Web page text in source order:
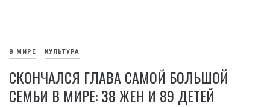
В МИРЕ КУЛЬТУРА
СКОНЧАЛСЯ ГЛАВА САМОЙ БОЛЬШОЙ
СЕМЬИ В МИРЕ: 38 ЖЕН И 89 ДЕТЕЙ